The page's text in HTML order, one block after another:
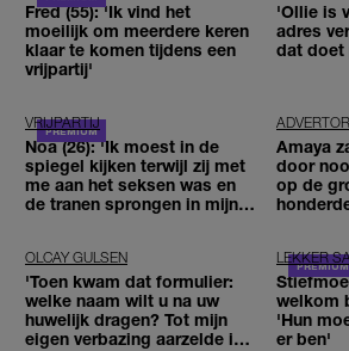
Fred (55): 'Ik vind het
moeilijk om meerdere keren
klaar te komen tijdens een
vrijpartij'
'Ollie is
adres
dat doet
VRIJPARTIJ
Noa (26): 'Ik moest in de
spiegel kijken terwijl zij met
me aan het seksen was en
de tranen sprongen in mijn
Amaya
door
op de
OLCAY GULSEN
'Toen kwam dat formulier:
welke naam wilt u na uw
huwelijk dragen? Tot mijn
eigen verbazing aarzelde ik
LEKKER
welkom
'Hun
er ben'